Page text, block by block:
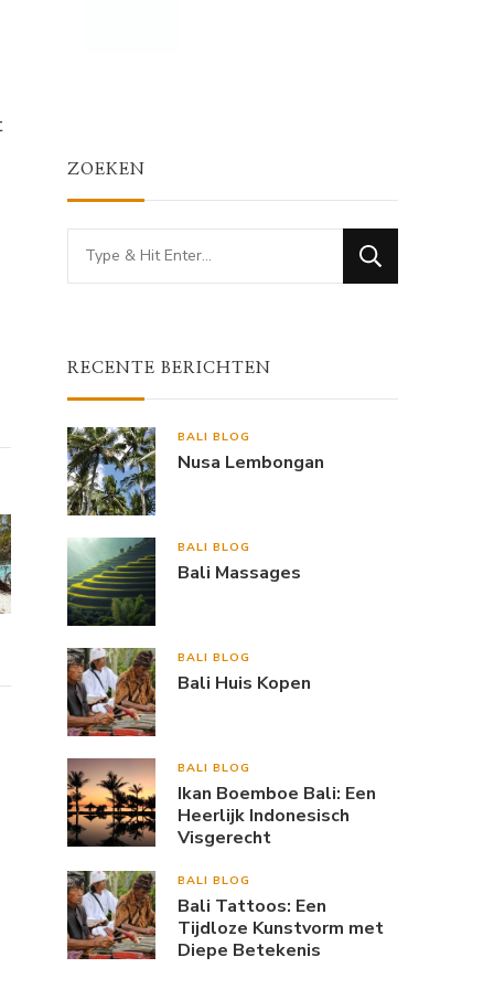
ZOEKEN
Looking
for
RECENTE BERICHTEN
BALI BLOG
Nusa Lembongan
BALI BLOG
Bali Massages
BALI BLOG
Bali Huis Kopen
BALI BLOG
Ikan Boemboe Bali: Een
Heerlijk Indonesisch
Visgerecht
BALI BLOG
Bali Tattoos: Een
Tijdloze Kunstvorm met
Diepe Betekenis